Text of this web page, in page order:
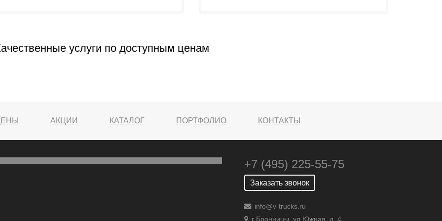
услуги по доступным ценам
АКЦИИ КАТАЛОГ ПОРТФОЛИО КОНТАКТЫ
+7 (495) 225-55-75
Заказать звонок
info@v-trucks.ru
г Бронницы, ул Южная, д. 4